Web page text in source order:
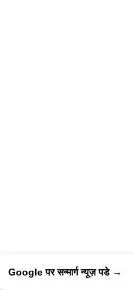
Google पर सन्मार्ग न्यूज़ पडे →